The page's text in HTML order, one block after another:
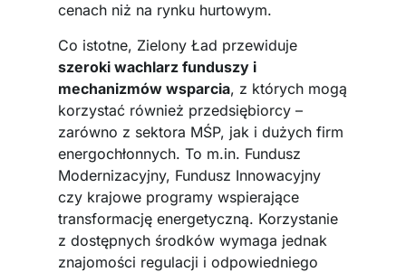
cenach niż na rynku hurtowym.
Co istotne, Zielony Ład przewiduje
szeroki wachlarz funduszy i
mechanizmów wsparcia, z których mogą
korzystać również przedsiębiorcy –
zarówno z sektora MŚP, jak i dużych firm
energochłonnych. To m.in. Fundusz
Modernizacyjny, Fundusz Innowacyjny
czy krajowe programy wspierające
transformację energetyczną. Korzystanie
z dostępnych środków wymaga jednak
znajomości regulacji i odpowiedniego